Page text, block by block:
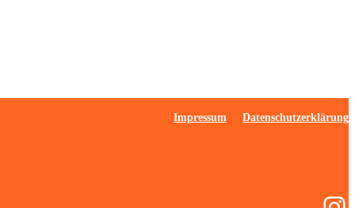
Impressum Datenschutzerklärung